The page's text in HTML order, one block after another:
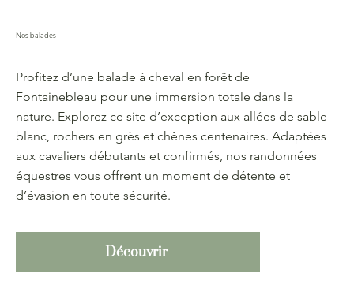
Nos balades
Profitez d’une balade à cheval en forêt de
Fontainebleau pour une immersion totale dans la
nature. Explorez ce site d’exception aux allées de sable
blanc, rochers en grès et chênes centenaires. Adaptées
aux cavaliers débutants et confirmés, nos randonnées
équestres vous offrent un moment de détente et
d’évasion en toute sécurité.
Découvrir